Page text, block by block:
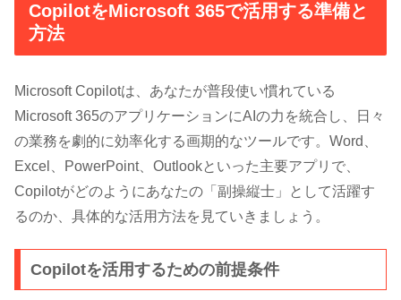
CopilotをMicrosoft 365で活用する準備と
方法
Microsoft Copilotは、あなたが普段使い慣れている
Microsoft 365のアプリケーションにAIの力を統合し、日々
の業務を劇的に効率化する画期的なツールです。Word、
Excel、PowerPoint、Outlookといった主要アプリで、
Copilotがどのようにあなたの「副操縦士」として活躍す
るのか、具体的な活用方法を見ていきましょう。
Copilotを活用するための前提条件